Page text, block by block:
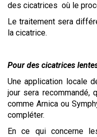
des cicatrices où le
Le traitement sera
la cicatrice.
Pour des cicatrices
Une application locale
jour sera recommandé,
comme Arnica ou
compléter.
En ce qui concerne